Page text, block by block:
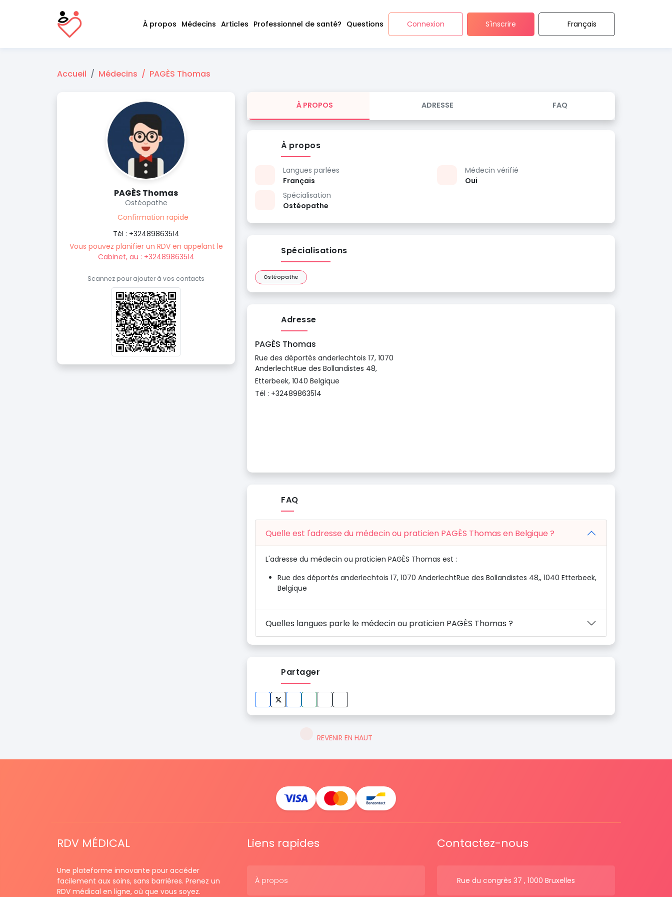
À propos Médecins Articles Professionnel de santé? Questions Connexion S'inscrire Français
Accueil Médecins PAGÈS Thomas
PAGÈS Thomas
Ostéopathe
Confirmation rapide
Tél : +32489863514
Vous pouvez planifier un RDV en appelant le
Cabinet, au : +32489863514
Scannez pour ajouter à vos contacts
À PROPOS ADRESSE FAQ
À propos
Langues parlées
Français
Spécialisation
Ostéopathe
Médecin vérifié
Oui
Spécialisations
Ostéopathe
Adresse
PAGÈS Thomas
Rue des déportés anderlechtois 17, 1070
AnderlechtRue des Bollandistes 48,
Etterbeek, 1040 Belgique
Tél : +32489863514
FAQ
Quelle est l'adresse du médecin ou praticien PAGÈS Thomas en Belgique ?
L'adresse du médecin ou praticien PAGÈS Thomas est :
Rue des déportés anderlechtois 17, 1070 AnderlechtRue des Bollandistes 48,, 1040 Etterbeek,
Belgique
Quelles langues parle le médecin ou praticien PAGÈS Thomas ?
Partager
REVENIR EN HAUT
RDV MÉDICAL
Une plateforme innovante pour accéder
facilement aux soins, sans barrières. Prenez un
RDV médical en ligne, où que vous soyez.
Liens rapides
À propos
Contactez-nous
Rue du congrès 37 , 1000 Bruxelles